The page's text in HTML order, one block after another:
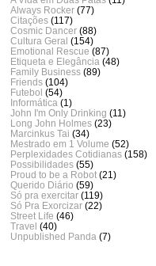
Always Rocker (77)
Citações (117)
Cosmic Dancer (88)
Cultura Geral (154)
Emotional Rescue (87)
Etiqueta e Elegância (48)
Family Business (89)
Friends (104)
Futebol (54)
Informática (1)
John I'm Only Drinking (11)
Long John Holmes (23)
Marcinkus Tai (34)
Mestrado em 1 Volume (52)
Perplexidades Cotidianas (158)
Possibilidades (55)
Proud to be a Robot (21)
Querido Diário (59)
Só pra exercitar (119)
Só Pra Exorcizar (22)
Street Life (46)
Travel (40)
Unpublished Panda (7)